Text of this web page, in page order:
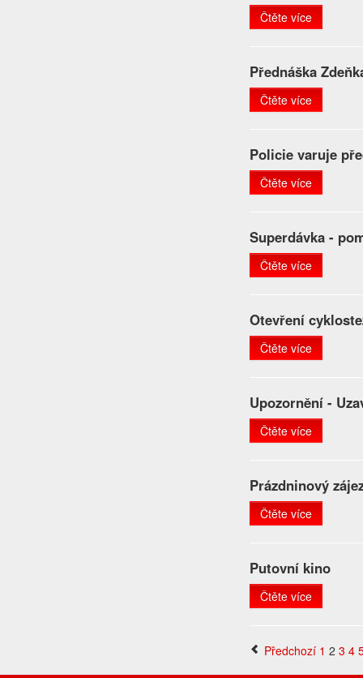
Čtěte více
Přednáška
Čtěte více
Policie varuje
Čtěte více
Superdávka -
Čtěte více
Otevření
Čtěte více
Upozornění -
Čtěte více
Prázdninový
Čtěte více
Putovní kino
Čtěte více
Předchozí 1 2 3 4